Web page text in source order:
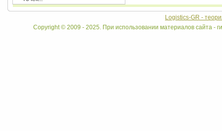
Logistics-GR -
Copyright © 2009 - 2025. При использовании материалов сайта -